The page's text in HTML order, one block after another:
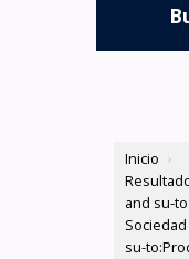
Inicio ›
and su-
su-